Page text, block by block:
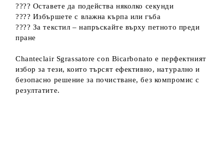
???? Оставете да подейства няколко секунди
???? Избършете с влажна кърпа или гъба
???? За текстил – напръскайте върху петното преди
пране
Chanteclair Sgrassatore con Bicarbonato е перфектният
избор за тези, които търсят ефективно, натурално и
безопасно решение за почистване, без компромис с
резултатите.